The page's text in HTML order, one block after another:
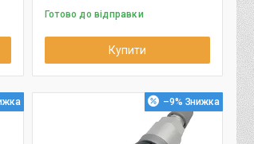
Готово до відправки
Купити
–9%